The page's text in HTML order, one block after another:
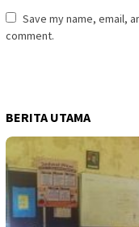
Save my name, email,
comment.
BERITA UTAMA